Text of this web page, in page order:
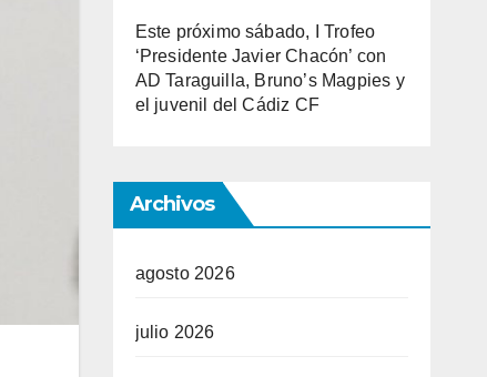
Este próximo sábado, I Trofeo
‘Presidente Javier Chacón’ con
AD Taraguilla, Bruno’s Magpies y
el juvenil del Cádiz CF
Archivos
agosto 2026
julio 2026